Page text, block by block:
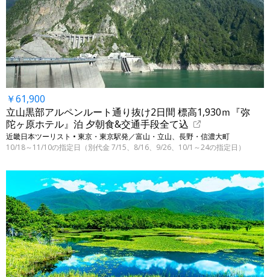
￥61,900
立山黒部アルペンルート通り抜け2日間 標高1,930ｍ『弥
陀ヶ原ホテル』泊 夕朝食&交通手段全て込
近畿日本ツーリスト • 東京・東京駅発／富山・立山、長野・信濃大町
10/18～11/10の指定日（別代金 7/15、8/16、9/26、10/1～24の指定日）